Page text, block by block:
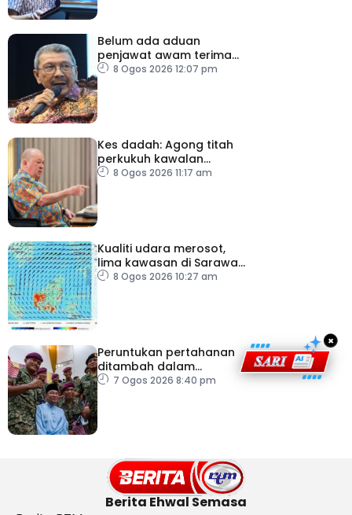
Belum ada aduan
penjawat awam terima
tekanan daripada ahli
8 Ogos 2026 12:07 pm
Kes dadah: Agong titah
perkukuh kawalan
lapangan terbang, pintu
8 Ogos 2026 11:17 am
Kualiti udara merosot,
lima kawasan di Sarawak
catat IPU tidak sihat
8 Ogos 2026 10:27 am
Peruntukan pertahanan
ditambah dalam
Belanjawan 2027
7 Ogos 2026 8:40 pm
×
Berita Ehwal Semasa